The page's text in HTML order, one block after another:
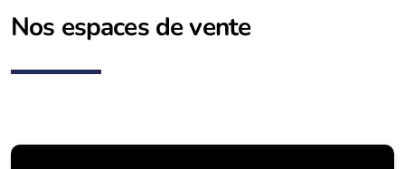
Nos espaces de vente